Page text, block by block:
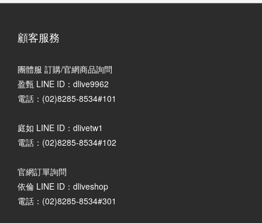
顧客服務
團體服 訂購/官網商品詢問
盈甄 LINE ID：dlive9962
電話：(02)8285-8534#101
庭如 LINE ID：dlivetw1
電話：(02)8285-8534#102
官網訂單詢問
依倫 LINE ID：dliveshop
電話：(02)8285-8534#301